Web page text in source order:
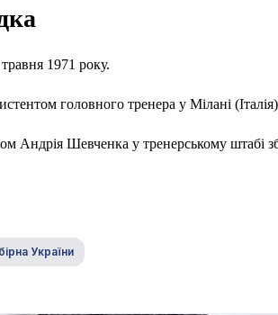
1971 року.
головного тренера у Мілані
Андрія Шевченка у тренерському штабі
України